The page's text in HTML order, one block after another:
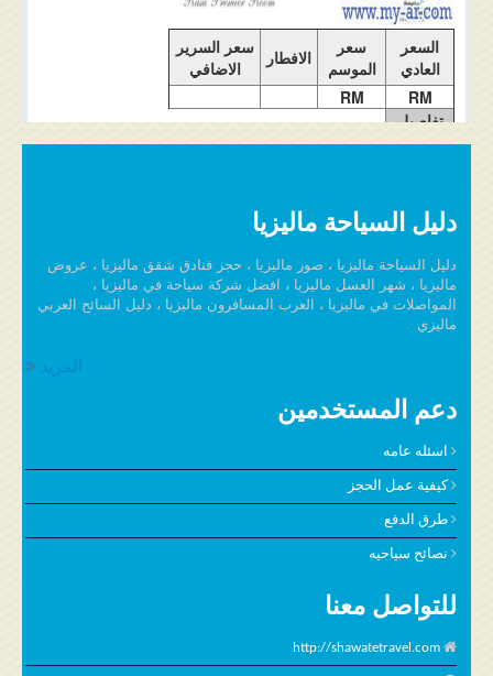
السعر
العادي
سعر
الموسم
الافطار
سعر السرير
الاضافي
RM
RM
تفاصيل
الغرفة
دليل السياحة ماليزيا
دليل السياحة ماليزيا ، صور ماليزيا ، حجز فنادق شقق ماليزيا ، عروض
ماليزيا ، شهر العسل ماليزيا ، افضل شركة سياحة في ماليزيا ،
المواصلات في ماليزيا ، العرب المسافرون ماليزيا ، دليل السائح العربي
ماليزي
المزيد
دعم المستخدمين
اسئله عامه
كيفية عمل الحجز
طرق الدفع
نصائح سياحيه
للتواصل معنا
http://shawatetravel.com